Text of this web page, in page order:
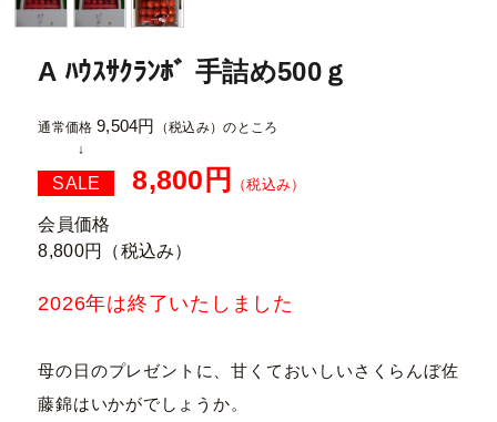
A ﾊｳｽｻｸﾗﾝﾎﾞ 手詰め500ｇ
通常価格 9,504円 （税込み）のところ
SALE 8,800円 （税込み）
会員価格
8,800円
（税込み）
2026年は終了いたしました
母の日のプレゼントに、甘くておいしいさくらんぼ佐
藤錦はいかがでしょうか。